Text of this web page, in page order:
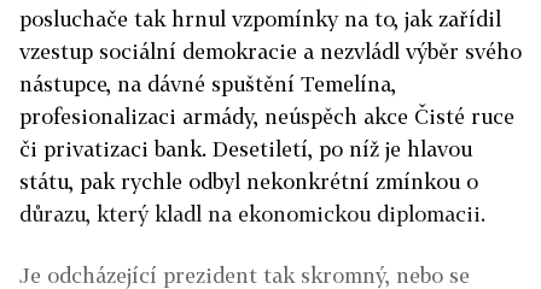
posluchače tak hrnul vzpomínky na to, jak zařídil
vzestup sociální demokracie a nezvládl výběr svého
nástupce, na dávné spuštění Temelína,
profesionalizaci armády, neúspěch akce Čisté ruce
či privatizaci bank. Desetiletí, po níž je hlavou
státu, pak rychle odbyl nekonkrétní zmínkou o
důrazu, který kladl na ekonomickou diplomacii.
Je odcházející prezident tak skromný, nebo se